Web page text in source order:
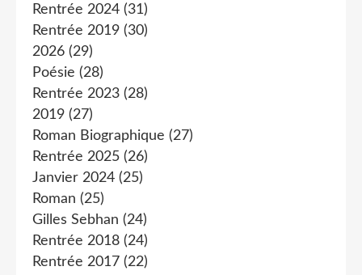
Rentrée 2024 (31)
Rentrée 2019 (30)
2026 (29)
Poésie (28)
Rentrée 2023 (28)
2019 (27)
Roman Biographique (27)
Rentrée 2025 (26)
Janvier 2024 (25)
Roman (25)
Gilles Sebhan (24)
Rentrée 2018 (24)
Rentrée 2017 (22)